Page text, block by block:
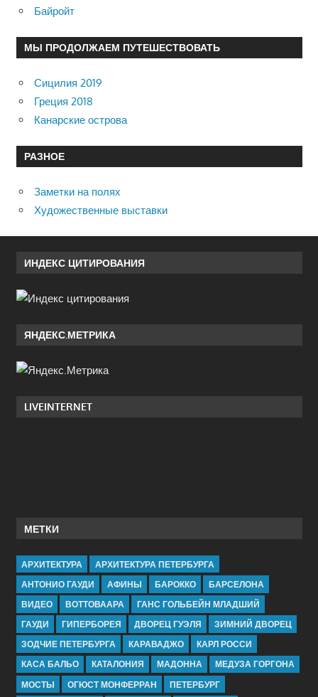
Байройт
МЫ ПРОДОЛЖАЕМ ПУТЕШЕСТВОВАТЬ
Сицилия 2019
Греция 2018
Канарские острова
РАЗНОЕ
Заметки на полях
Художественные выставки
ИНДЕКС ЦИТИРОВАНИЯ
ЯНДЕКС.МЕТРИКА
LIVEINTERNET
МЕТКИ
АРХИТЕКТУРА
АРХИТЕКТУРА ПЕТЕРБУРГА
АНТОНИО ГАУДИ
АФИНЫ БАРОККО
БАРСЕЛОНА
ВИДЕО
ВОТТОВААРА
ГАНС ГОЛЬБЕЙН МЛАДШИЙ
ГАУДИ
ГИПЕРБОРЕЯ ДВОРЕЦ ГУЭЛЯ
ЗИМНИЙ ДВОРЕЦ
ЗОДЧИЕ ПЕТЕРБУРГА
КАРАВАДЖО
КАРЛ РОССИ
КАСА БАЛЬО
КАТАЛОНИЯ МАДОННА
МЕДУЗА ГОРГОНА
МОСТЫ
ОГЮСТ МОНФЕРРАН ПЕТЕРБУРГ